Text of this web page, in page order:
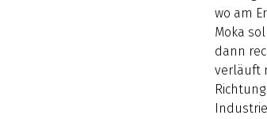
wo am
Moka
dann
verläuft